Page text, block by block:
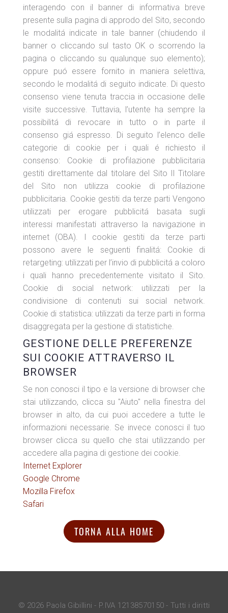
interagendo con il banner di informativa breve
presente sulla pagina di approdo del Sito, secondo
le modalitá indicate in tale banner (chiudendo il
banner o cliccando sul tasto OK o scorrendo la
pagina o cliccando su qualunque suo elemento);
oppure puó essere fornito in maniera selettiva,
secondo le modalitá di seguito indicate. Di questo
consenso viene tenuta traccia in occasione delle
visite successive. Tuttavia, l’utente ha sempre la
possibilitá di revocare in tutto o in parte il
consenso giá espresso. Di seguito l’elenco delle
categorie di cookie per i quali é richiesto il
consenso: Cookie di profilazione pubblicitaria
gestiti direttamente dal titolare del Sito Il Titolare
del Sito non utilizza cookie di profilazione
pubblicitaria. Cookie gestiti da terze parti Vengono
utilizzati per erogare pubblicitá basata sugli
interessi manifestati attraverso la navigazione in
internet (OBA). I cookie gestiti da terze parti
possono avere le seguenti finalitá: Cookie di
retargeting: utilizzati per l’invio di pubblicitá a coloro
i quali hanno precedentemente visitato il Sito.
Cookie di social network: utilizzati per la
condivisione di contenuti sui social network.
Cookie di statistica: utilizzati da terze parti in forma
disaggregata per la gestione di statistiche.
GESTIONE DELLE PREFERENZE
SUI COOKIE ATTRAVERSO IL
BROWSER
Se non conosci il tipo e la versione di browser che
stai utilizzando, clicca su "Aiuto" nella finestra del
browser in alto, da cui puoi accedere a tutte le
informazioni necessarie. Se invece conosci il tuo
browser clicca su quello che stai utilizzando per
accedere alla pagina di gestione dei cookie.
Internet Explorer
Google Chrome
Mozilla Firefox
Safari
TORNA ALLA HOME
© 2026 Paola Gibillini - P.IVA 12138570150 - Tutti i diritti